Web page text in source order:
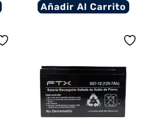
Añadir Al Carrito